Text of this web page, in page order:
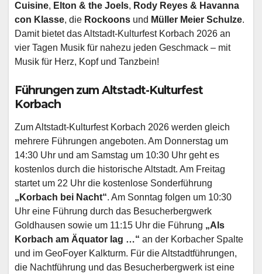
Cuisine, Elton & the Joels, Rody Reyes & Havanna
con Klasse, die Rockoons und Müller Meier Schulze.
Damit bietet das Altstadt-Kulturfest Korbach 2026 an
vier Tagen Musik für nahezu jeden Geschmack – mit
Musik für Herz, Kopf und Tanzbein!
Führungen zum Altstadt-Kulturfest
Korbach
Zum Altstadt-Kulturfest Korbach 2026 werden gleich
mehrere Führungen angeboten. Am Donnerstag um
14:30 Uhr und am Samstag um 10:30 Uhr geht es
kostenlos durch die historische Altstadt. Am Freitag
startet um 22 Uhr die kostenlose Sonderführung
„Korbach bei Nacht“. Am Sonntag folgen um 10:30
Uhr eine Führung durch das Besucherbergwerk
Goldhausen sowie um 11:15 Uhr die Führung „Als
Korbach am Äquator lag …“ an der Korbacher Spalte
und im GeoFoyer Kalkturm. Für die Altstadtführungen,
die Nachtführung und das Besucherbergwerk ist eine